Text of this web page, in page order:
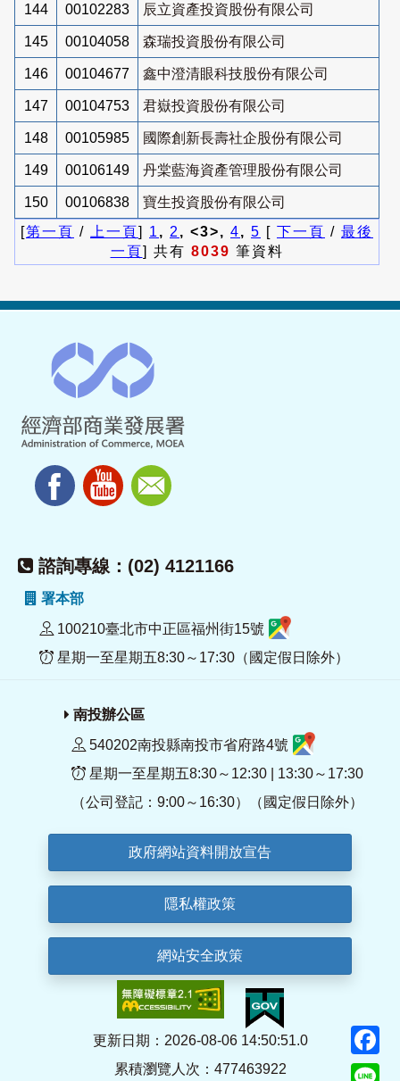
144 00102283 辰立資產投資股份有限公司
145 00104058 森瑞投資股份有限公司
146 00104677 鑫中澄清眼科技股份有限公司
147 00104753 君嶽投資股份有限公司
148 00105985 國際創新長壽社企股份有限公司
149 00106149 丹棠藍海資產管理股份有限公司
150 00106838
寶生投資股份有限公司
[第一頁 / 上一頁] 1 , 2 , <3>, 4, 5 [ 下一頁 / 最後
一頁] 共有 8039 筆資料
諮詢專線：(02) 4121166
署本部
100210臺北市中正區福州街15號
星期一至星期五8:30～17:30（國定假日除外）
南投辦公區
540202南投縣南投市省府路4號
星期一至星期五8:30～12:30 | 13:30～17:30
（公司登記：9:00～16:30）（國定假日除外）
政府網站資料開放宣告
隱私權政策
網站安全政策
更新日期：2026-08-06 14:50:51.0
累積瀏覽人次：477463922